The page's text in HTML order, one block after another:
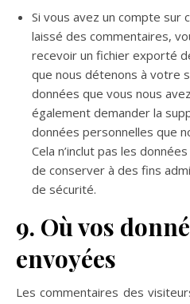
Si vous avez un compte sur
laissé des commentaires,
recevoir un fichier exporté
que nous détenons à votre
données que vous nous
également demander la
données personnelles que
Cela n’inclut pas les
de conserver à des fins
de sécurité.
9. Où vos
envoyées
Les commentaires des